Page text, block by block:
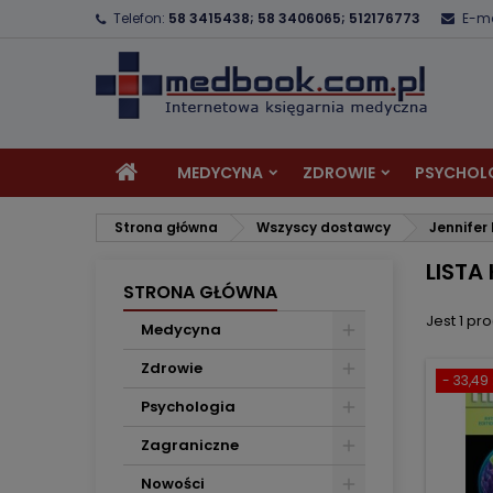
Telefon: 58 3415438; 58 3406065; 512176773 E-
MEDYCYNA ZDROWIE
Strona główna Wszyscy dostawcy Jennifer
STRONA GŁÓWNA
Medycyna
Zdrowie
Psychologia
Zagraniczne
Nowości
LISTA
Jest 1
- 33,49